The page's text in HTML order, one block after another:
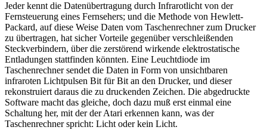
Jeder kennt die Datenübertragung durch Infrarotlicht von der
Fernsteuerung eines Fernsehers; und die Methode von Hewlett-
Packard, auf diese Weise Daten vom Taschenrechner zum Drucker
zu übertragen, hat sicher Vorteile gegenüber verschleißenden
Steckverbindern, über die zerstörend wirkende elektrostatische
Entladungen stattfinden könnten. Eine Leuchtdiode im
Taschenrechner sendet die Daten in Form von unsichtbaren
infraroten Lichtpulsen Bit für Bit an den Drucker, und dieser
rekonstruiert daraus die zu druckenden Zeichen. Die abgedruckte
Software macht das gleiche, doch dazu muß erst einmal eine
Schaltung her, mit der der Atari erkennen kann, was der
Taschenrechner spricht: Licht oder kein Licht.